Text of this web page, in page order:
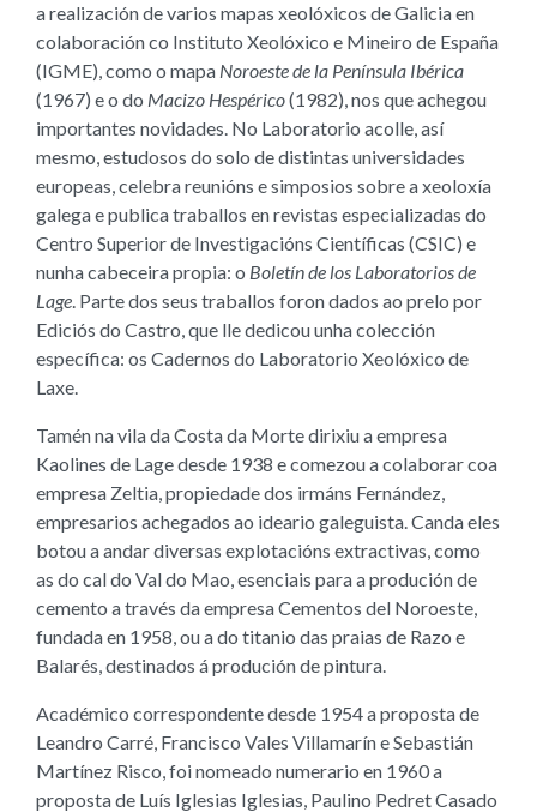
a realización de varios mapas xeolóxicos de Galicia en
colaboración co Instituto Xeolóxico e Mineiro de España
(IGME), como o mapa Noroeste de la Península Ibérica
(1967) e o do Macizo Hespérico(1982), nos que achegou
importantes novidades. No Laboratorio acolle, así
mesmo, estudosos do solo de distintas universidades
europeas, celebra reunións e simposios sobre a xeoloxía
galega e publica traballos en revistas especializadas do
Centro Superior de Investigacións Científicas (CSIC) e
nunha cabeceira propia: o Boletín de los Laboratorios de
Lage. Parte dos seus traballos foron dados ao prelo por
Ediciós do Castro, que lle dedicou unha colección
específica: os Cadernos do Laboratorio Xeolóxico de
Laxe.
Tamén na vila da Costa da Morte dirixiu a empresa
Kaolines de Lage desde 1938 e comezou a colaborar coa
empresa Zeltia, propiedade dos irmáns Fernández,
empresarios achegados ao ideario galeguista. Canda eles
botou a andar diversas explotacións extractivas, como
as do cal do Val do Mao, esenciais para a produción de
cemento a través da empresa Cementos del Noroeste,
fundada en 1958, ou a do titanio das praias de Razo e
Balarés, destinados á produción de pintura.
Académico correspondente desde 1954 a proposta de
Leandro Carré, Francisco Vales Villamarín e Sebastián
Martínez Risco, foi nomeado numerario en 1960 a
proposta de Luís Iglesias Iglesias, Paulino Pedret Casado